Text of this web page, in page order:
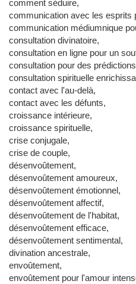
comment séduire,
communication avec les esprits
communication médiumnique
consultation divinatoire,
consultation en ligne pour un
consultation pour des
consultation spirituelle
contact avec l'au-delà,
contact avec les défunts,
croissance intérieure,
croissance spirituelle,
crise conjugale,
crise de couple,
désenvoûtement,
désenvoûtement amoureux,
désenvoûtement émotionnel,
désenvoûtement affectif,
désenvoûtement de l'habitat,
désenvoûtement efficace,
désenvoûtement sentimental,
divination ancestrale,
envoûtement,
envoûtement pour l'amour